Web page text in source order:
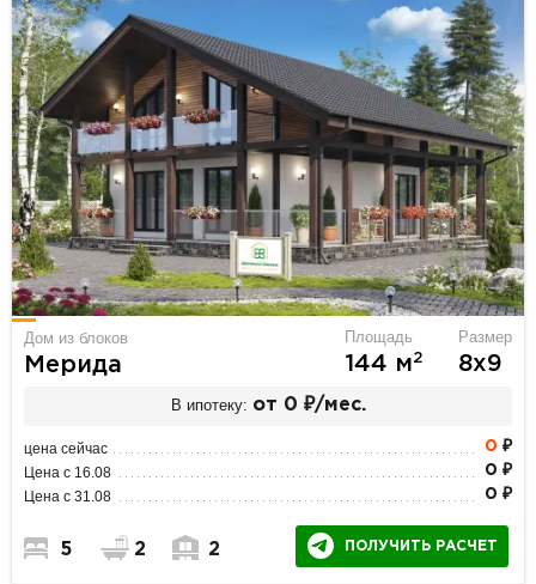
Дом из блоков
Мерида
Площадь
144 м2
Размер
8х9
В ипотеку: от 0 ₽/мес.
цена сейчас 0 ₽
Цена с 16.08 0 ₽
Цена с 31.08 0 ₽
5 2 2 ПОЛУЧИТЬ РАСЧЕТ